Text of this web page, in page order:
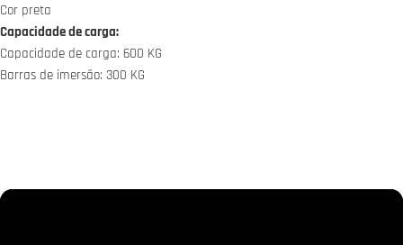
Cor preta
Capacidade de carga:
Capacidade de carga: 600 KG
Barras de imersão: 300 KG